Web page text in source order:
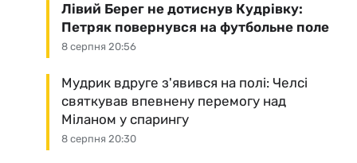
8 серпня 20:56
Лівий Берег не дотиснув Кудрівку:
Петряк повернувся на футбольне поле
8 серпня 20:30
Мудрик вдруге з'явився на полі: Челсі
святкував впевнену перемогу над
Міланом у спарингу